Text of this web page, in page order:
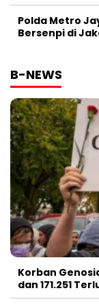
Polda Metro
Bersenpi di
B-NEWS
Korban
dan 171.251